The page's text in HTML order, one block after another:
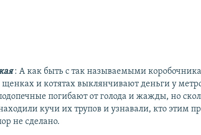
: А как быть с так называемыми
и котятах выклянчивают деньги у
погибают от голода и жажды, но
кучи их трупов и узнавали, кто этим
не сделано.